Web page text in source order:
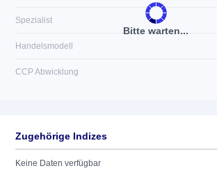
Bitte warten...
Spezialist
Handelsmodell
CCP Abwicklung
Zugehörige Indizes
Keine Daten verfügbar